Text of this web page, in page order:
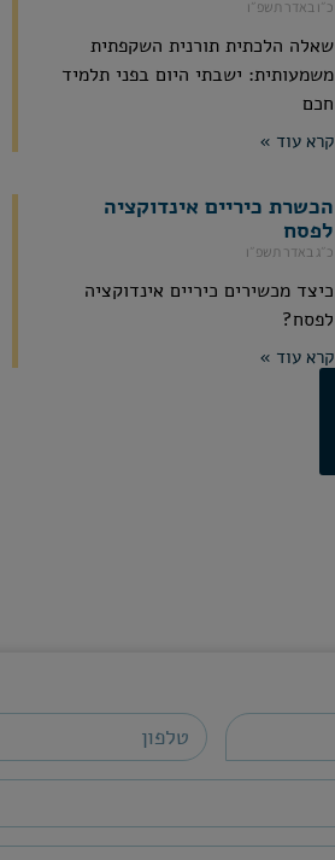
כ״ו באדר תשפ״ו
שאלה הלכתית תורנית השקפתית
משמעותית: ישבתי היום בפני תלמיד
חכם
קרא עוד »
הכשרת כיריים אינדוקציה
לפסח
כ״ג באדר תשפ״ו
כיצד מכשירים כיריים אינדוקציה
לפסח?
קרא עוד »